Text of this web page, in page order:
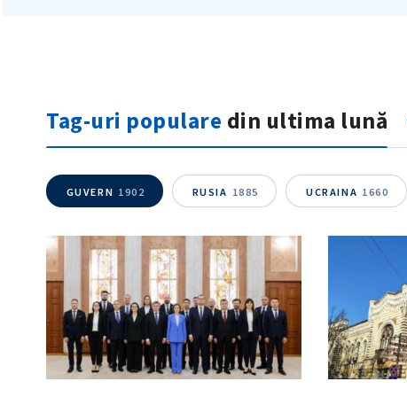
Tag-uri populare din ultima lună
GUVERN 1902 RUSIA 1885 UCRAINA 1660